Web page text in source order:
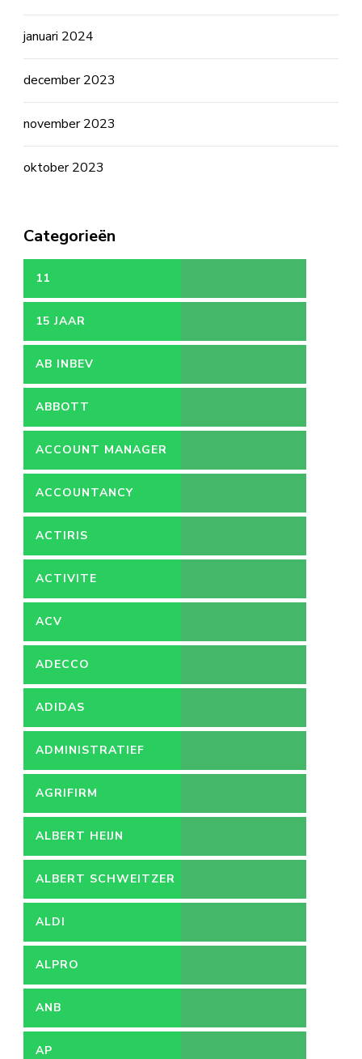
januari 2024
december 2023
november 2023
oktober 2023
Categorieën
11
15 JAAR
AB INBEV
ABBOTT
ACCOUNT MANAGER
ACCOUNTANCY
ACTIRIS
ACTIVITE
ACV
ADECCO
ADIDAS
ADMINISTRATIEF
MEDEWERKER
AGRIFIRM
ALBERT HEIJN
ALBERT SCHWEITZER
ZIEKENHUIS
ALDI
ALPRO
ANB
AP